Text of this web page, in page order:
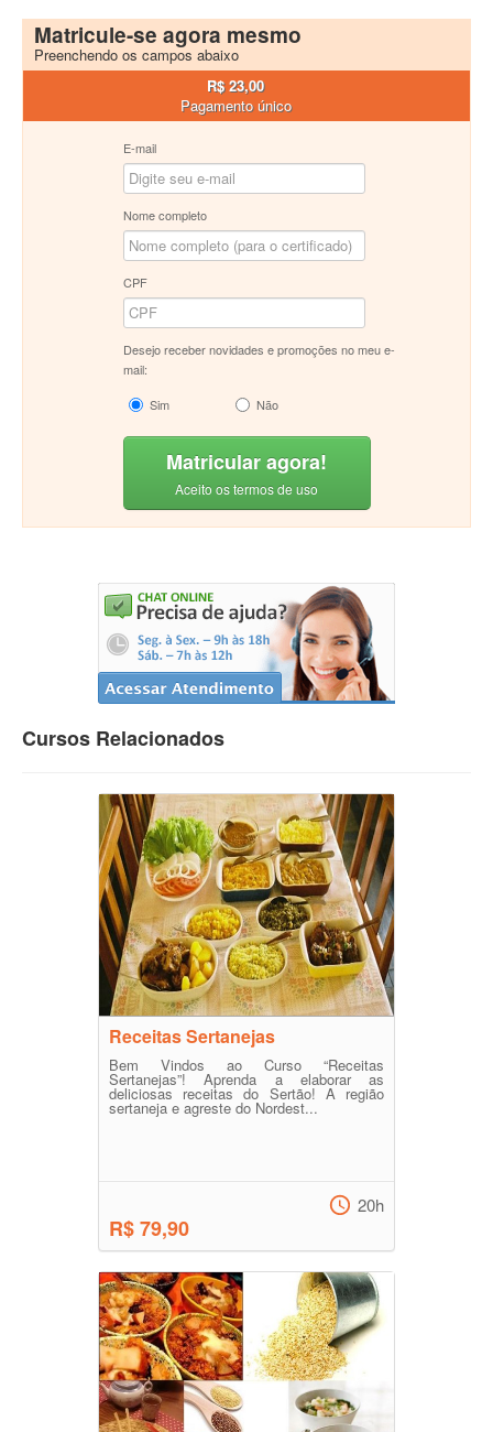
Matricule-se agora mesmo
Preenchendo os campos abaixo
R$ 23,00
Pagamento único
E-mail
Nome completo
CPF
Desejo receber novidades e promoções no meu e-
mail:
Sim
Não
Matricular agora!
Aceito os termos de uso
Cursos Relacionados
Receitas Sertanejas
Bem Vindos ao Curso “Receitas
Sertanejas”! Aprenda a elaborar as
deliciosas receitas do Sertão! A região
sertaneja e agreste do Nordest...
R$ 79,90
20h